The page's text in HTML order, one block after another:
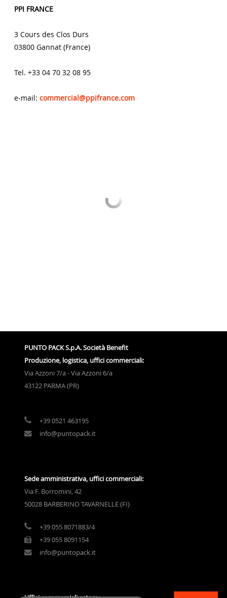
PPI FRANCE
3 Cours des Clos Durs
03800 Gannat (France)
Tel. +33 04 70 32 08 95
e-mail: commercial@ppifrance.com
PUNTO PACK S.p.A. Società Benefit
Produzione, logistica, uffici commerciali:
Via Azzoni 7/a - Via Azzoni 6/a
43122 PARMA (PR)
+39 0521 463195
info@puntopack.it
Sede amministrativa, uffici commerciali:
Via F. Borromini, 42
50028 BARBERINO TAVARNELLE (FI)
+39 055 8071883/4
+39 055 8091154
info@puntopack.it